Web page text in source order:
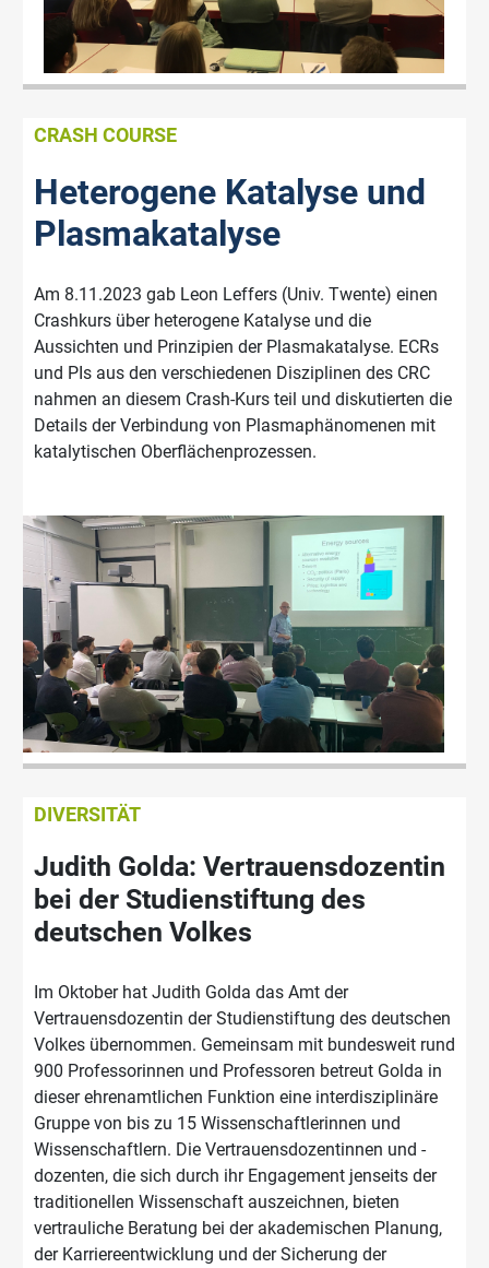
CRASH COURSE
Heterogene Katalyse und
Plasmakatalyse
Am 8.11.2023 gab Leon Leffers (Univ. Twente) einen
Crashkurs über heterogene Katalyse und die
Aussichten und Prinzipien der Plasmakatalyse. ECRs
und PIs aus den verschiedenen Disziplinen des CRC
nahmen an diesem Crash-Kurs teil und diskutierten die
Details der Verbindung von Plasmaphänomenen mit
katalytischen Oberflächenprozessen.
DIVERSITÄT
Judith Golda: Vertrauensdozentin
bei der Studienstiftung des
deutschen Volkes
Im Oktober hat Judith Golda das Amt der
Vertrauensdozentin der Studienstiftung des deutschen
Volkes übernommen. Gemeinsam mit bundesweit rund
900 Professorinnen und Professoren betreut Golda in
dieser ehrenamtlichen Funktion eine interdisziplinäre
Gruppe von bis zu 15 Wissenschaftlerinnen und
Wissenschaftlern. Die Vertrauensdozentinnen und -
dozenten, die sich durch ihr Engagement jenseits der
traditionellen Wissenschaft auszeichnen, bieten
vertrauliche Beratung bei der akademischen Planung,
der Karriereentwicklung und der Sicherung der